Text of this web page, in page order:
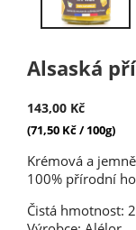
Alsaská
143,00 Kč
(71,50 Kč / 100g)
Krémová a
100% přírodní
Čistá hmotnost: